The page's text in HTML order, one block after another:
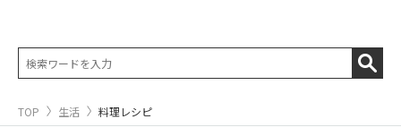
TOP 生活 料理レシピ